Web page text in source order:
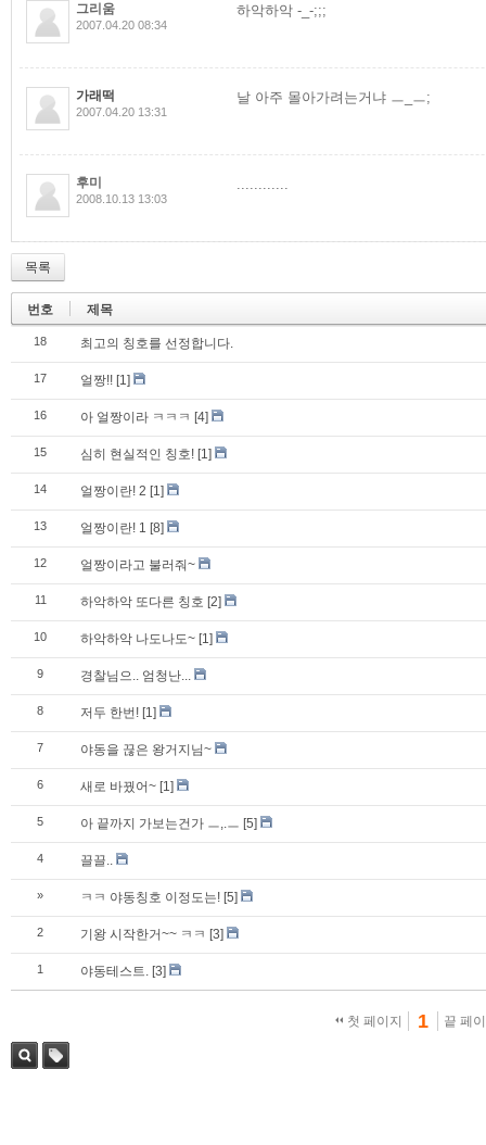
그리움
2007.04.20 08:34
하악하악 -_-;;;
가래떡
2007.04.20 13:31
날 아주 몰아가려는거냐 ㅡ_ㅡ;
후미
2008.10.13 13:03
............
목록
번호 제목
18 최고의 칭호를 선정합니다.
17 얼짱!! [1]
16 아 얼짱이라 ㅋㅋㅋ [4]
15 심히 현실적인 칭호! [1]
14 얼짱이란! 2 [1]
13 얼짱이란! 1 [8]
12 얼짱이라고 불러줘~
11 하악하악 또다른 칭호 [2]
10 하악하악 나도나도~ [1]
9 경찰님으.. 엄청난...
8 저두 한번! [1]
7 야동을 끊은 왕거지님~
6 새로 바꿨어~ [1]
5 아 끝까지 가보는건가 ㅡ,.ㅡ [5]
4 끌끌..
» ㅋㅋ 야동칭호 이정도는! [5]
2 기왕 시작한거~~ ㅋㅋ [3]
1 야동테스트. [3]
첫 페이지 1 끝 페